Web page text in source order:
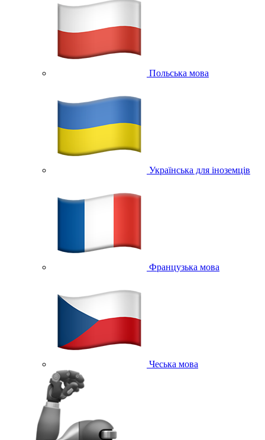
Польська мова
Українська для іноземців
Французька мова
Чеська мова